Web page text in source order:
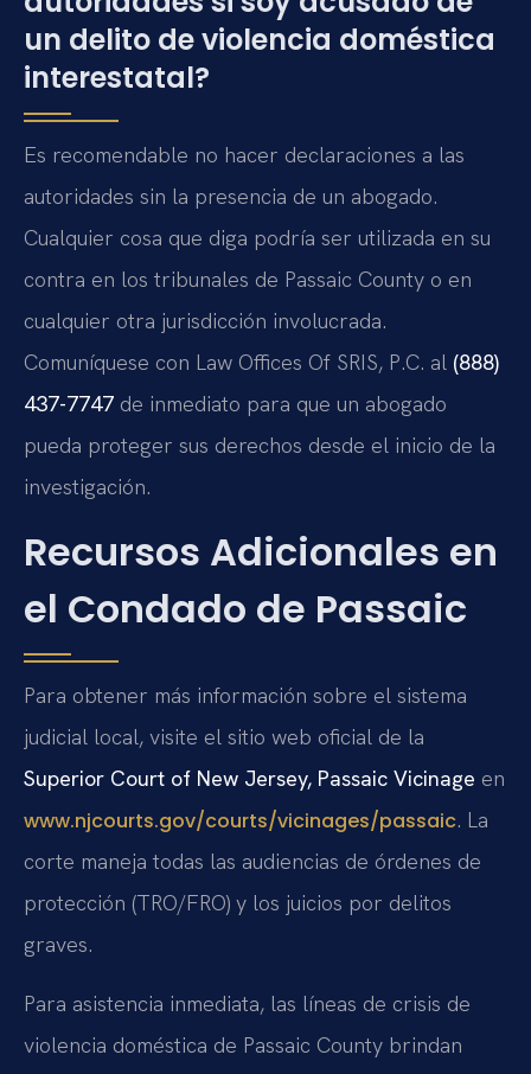
un delito de violencia doméstica
interestatal?
Es recomendable no hacer declaraciones a las
autoridades sin la presencia de un abogado.
Cualquier cosa que diga podría ser utilizada en su
contra en los tribunales de Passaic County o en
cualquier otra jurisdicción involucrada.
Comuníquese con Law Offices Of SRIS, P.C. al (888)
437-7747 de inmediato para que un abogado
pueda proteger sus derechos desde el inicio de la
investigación.
Recursos Adicionales en
el Condado de Passaic
Para obtener más información sobre el sistema
judicial local, visite el sitio web oficial de la
Superior Court of New Jersey, Passaic Vicinage en
www.njcourts.gov/courts/vicinages/passaic. La
corte maneja todas las audiencias de órdenes de
protección (TRO/FRO) y los juicios por delitos
graves.
Para asistencia inmediata, las líneas de crisis de
violencia doméstica de Passaic County brindan